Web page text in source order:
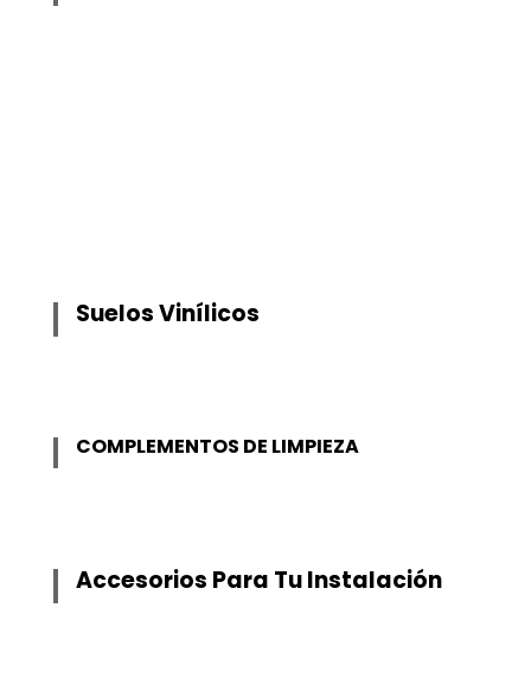
Suelos Vinílicos
COMPLEMENTOS DE LIMPIEZA
Accesorios Para Tu Instalación